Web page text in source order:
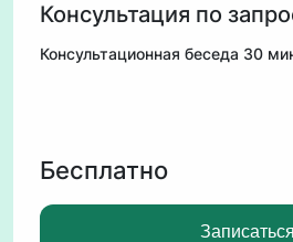
Консультация по
Консультационная беседа 30
Бесплатно
Записаться